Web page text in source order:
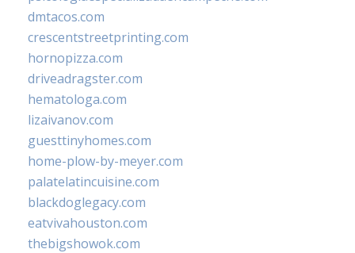
dmtacos.com
crescentstreetprinting.com
hornopizza.com
driveadragster.com
hematologa.com
lizaivanov.com
guesttinyhomes.com
home-plow-by-meyer.com
palatelatincuisine.com
blackdoglegacy.com
eatvivahouston.com
thebigshowok.com